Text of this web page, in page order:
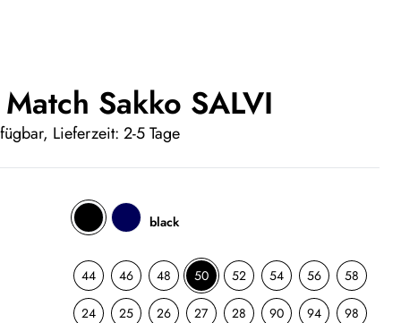
Sakko SALVI
Lieferzeit: 2-5 Tage
black
44 46 48 50 52 54 56 58
24 25 26 27 28 90 94 98